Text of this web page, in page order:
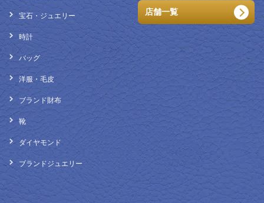
宝石・ジュエリー
時計
バッグ
洋服・毛皮
ブランド財布
靴
ダイヤモンド
ブランドジュエリー
店舗一覧